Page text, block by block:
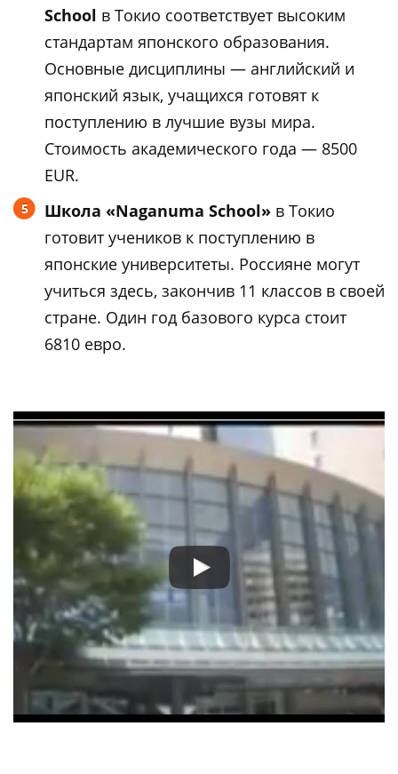
School в Токио соответствует высоким
стандартам японского образования.
Основные дисциплины — английский и
японский язык, учащихся готовят к
поступлению в лучшие вузы мира.
Стоимость академического года — 8500
EUR.
Школа «Naganuma School» в Токио
готовит учеников к поступлению в
японские университеты. Россияне могут
учиться здесь, закончив 11 классов в своей
стране. Один год базового курса стоит
6810 евро.